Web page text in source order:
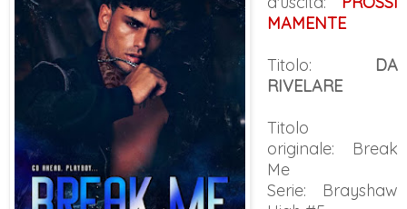
MAMENTE
Titolo: DA
RIVELARE
Titolo
originale: Break
Me
Serie: Brayshaw